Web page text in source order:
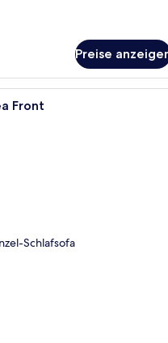
Preise
Ein Hotelzimmer mit Bett,
Front
Schlafsofa